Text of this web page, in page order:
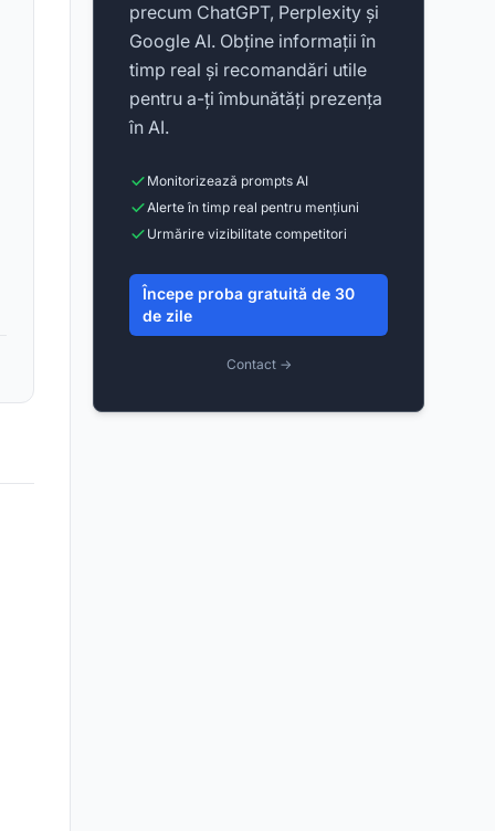
precum ChatGPT, Perplexity și
Google AI. Obține informații în
timp real și recomandări utile
pentru a-ți îmbunătăți prezența
în AI.
Monitorizează prompts AI
Alerte în timp real pentru mențiuni
Urmărire vizibilitate competitori
Începe proba gratuită de 30
de zile
Contact →